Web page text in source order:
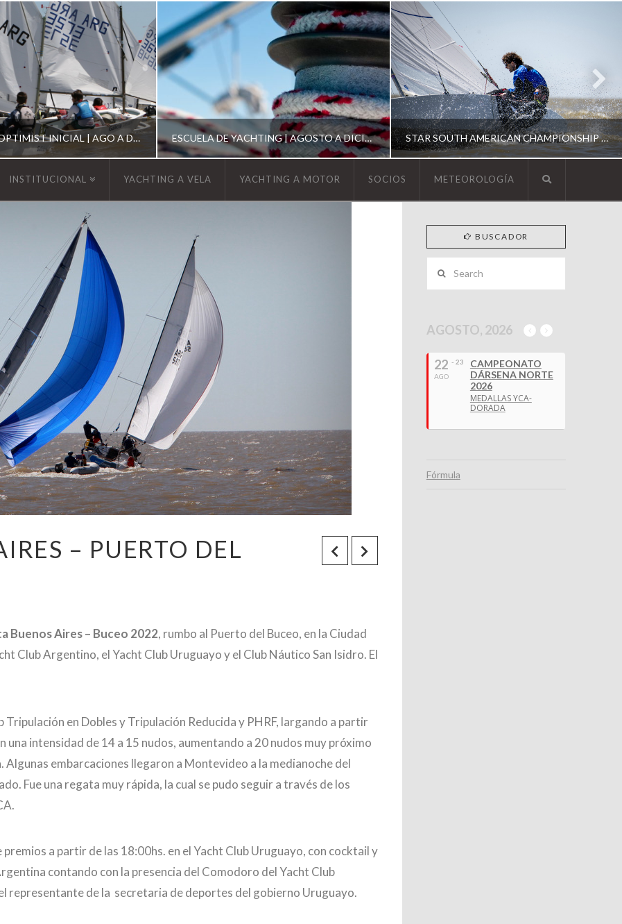
ESCUELA DE OPTIMIST INICIAL | AGO A DIC 2026
OPTIMIST
ESCUELA DE YACHTING | AGOSTO A DICIEMBRE 2026 STAR SOUTH AMERICAN CHAMPIONSHIP 2026
SOUTH AMERICAN STAR 2026
INSTITUCIONAL YACHTING A VELA YACHTING A MOTOR SOCIOS METEOROLOGÍA
– PUERTO DEL
Buenos Aires – Buceo 2022, rumbo al Puerto del Buceo, en la Ciudad
Club Argentino, el Yacht Club Uruguayo y el Club Náutico San Isidro. El
en Dobles y Tripulación Reducida y PHRF, largando a partir
intensidad de 14 a 15 nudos, aumentando a 20 nudos muy próximo
embarcaciones llegaron a Montevideo a la medianoche del
Fue una regata muy rápida, la cual se pudo seguir a través de los
a partir de las 18:00hs. en el Yacht Club Uruguayo, con cocktail y
contando con la presencia del Comodoro del Yacht Club
representante de la secretaria de deportes del gobierno Uruguayo.
BUSCADOR
AGOSTO, 2026
22
AGO
- 23
CAMPEONATO
DÁRSENA NORTE
2026
MEDALLAS YCA-
DORADA
Fórmula